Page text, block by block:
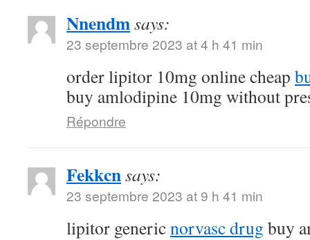
Nnendmsays:
23 septembre 2023 at 4 h 41 min
order lipitor 10mg online cheap
buy amlodipine 10mg without
Répondre
Fekkcnsays:
23 septembre 2023 at 9 h 41 min
lipitor genericnorvasc drug buy